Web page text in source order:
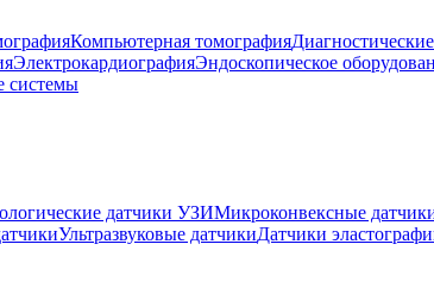
Компьютерная томография
ЭлектрокардиографияЭндоскопическое
системы
датчики УЗИМикроконвексные
Ультразвуковые датчикиДатчики